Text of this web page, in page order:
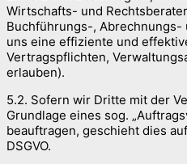
Wirtschafts- und
Buchführungs-, Abrechnungs-
uns eine effiziente und
Vertragspflichten,
erlauben).
5.2. Sofern wir Dritte mit der
Grundlage eines sog.
beauftragen, geschieht dies
DSGVO.